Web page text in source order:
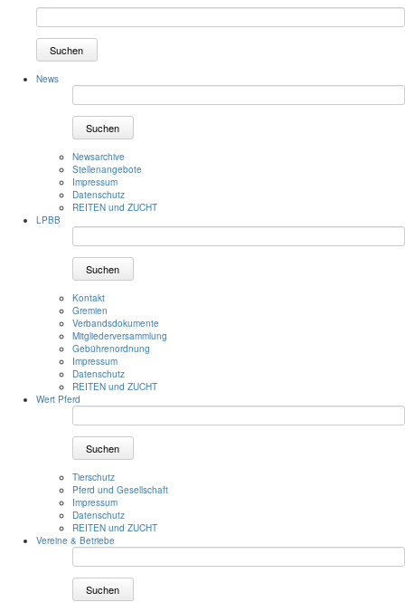
Suchen
News
Suchen
Newsarchive
Stellenangebote
Impressum
Datenschutz
REITEN und ZUCHT
LPBB
Suchen
Kontakt
Gremien
Verbandsdokumente
Mitgliederversammlung
Gebührenordnung
Impressum
Datenschutz
REITEN und ZUCHT
Wert Pferd
Suchen
Tierschutz
Pferd und Gesellschaft
Impressum
Datenschutz
REITEN und ZUCHT
Vereine & Betriebe
Suchen